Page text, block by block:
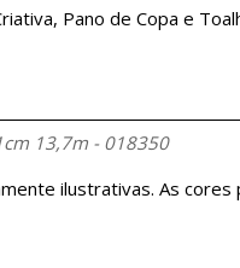
Pano de Copa e
13,7m - 018350
ilustrativas. As